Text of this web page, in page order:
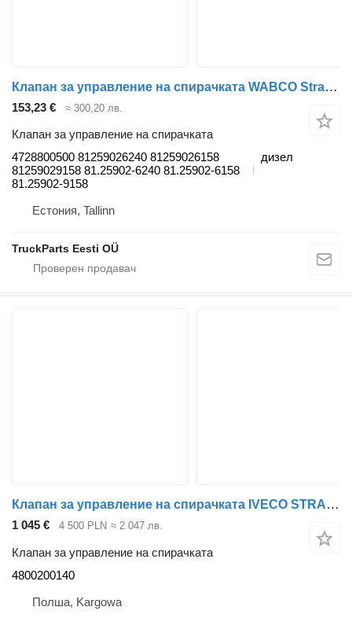
Клапан за управление на спирачката WABCO Stralis (01.02-) 4728800500 за влекач IVECO Stralis, Trakker (2002-)
153,23 € ≈ 300,20 лв.
Клапан за управление на спирачката
4728800500 81259026240 81259026158
81259029158 81.25902-6240 81.25902-6158
81.25902-9158
дизел
Естония, Tallinn
TruckParts Eesti OÜ
Клапан за управление на спирачката IVECO STRALIS EURO6 4800200140 за влекач
1 045 € 4 500 PLN ≈ 2 047 лв.
Клапан за управление на спирачката
4800200140
Полша, Kargowa